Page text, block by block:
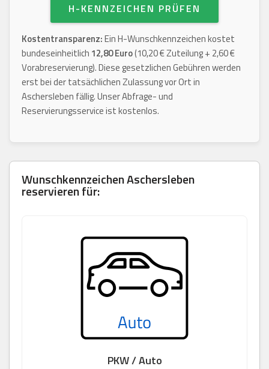
H-KENNZEICHEN PRÜFEN
Kostentransparenz:Ein H-Wunschkennzeichen kostet
bundeseinheitlich 12,80 Euro(10,20 € Zuteilung + 2,60 €
Vorabreservierung). Diese gesetzlichen Gebühren werden
erst bei der tatsächlichen Zulassung vor Ort in
Aschersleben fällig. Unser Abfrage- und
Reservierungsservice ist kostenlos.
WunschkennzeichenAschersleben
reservieren für:
PKW / Auto